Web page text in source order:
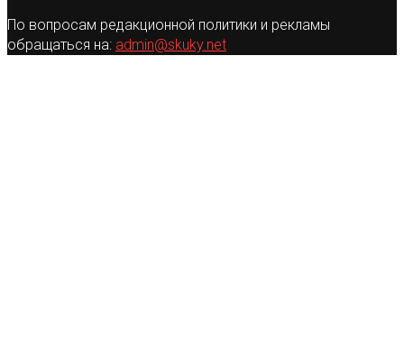
По вопросам редакционной политики и рекламы
обращаться на: admin@skuky.net